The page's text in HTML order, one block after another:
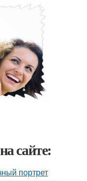
сайте:
портрет